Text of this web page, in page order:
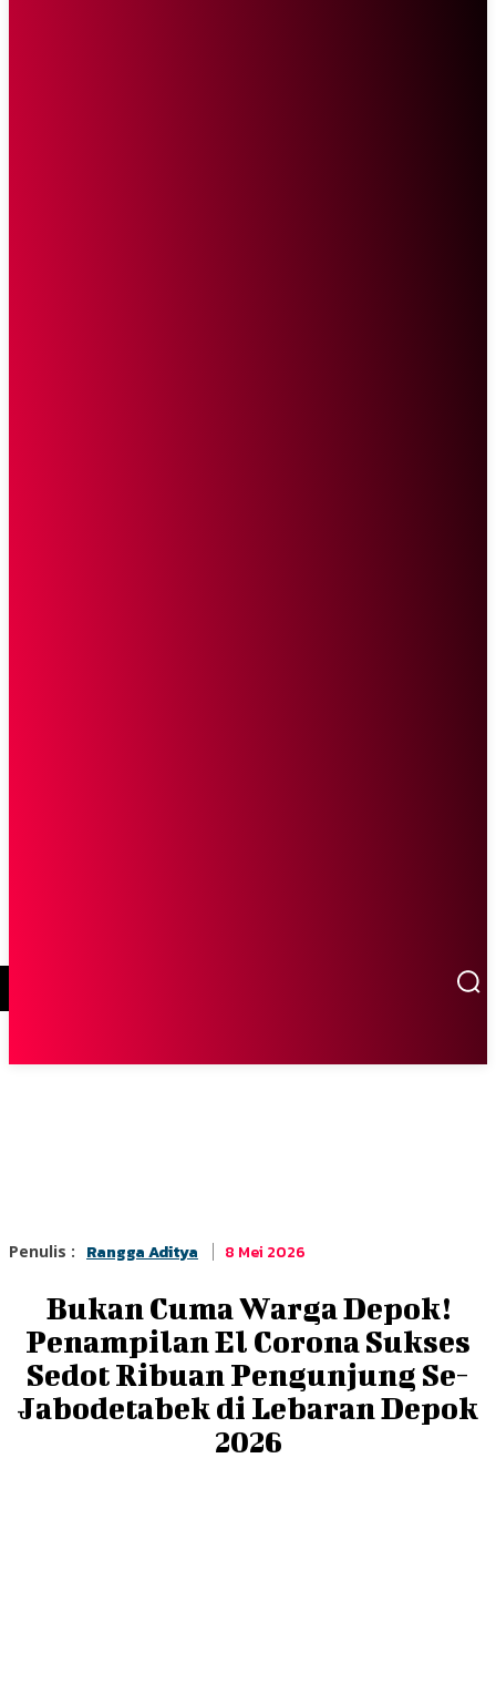
Penulis : Rangga Aditya 8 Mei 2026
Bukan Cuma Warga Depok!
Penampilan El Corona Sukses
Sedot Ribuan Pengunjung Se-
Jabodetabek di Lebaran Depok
2026